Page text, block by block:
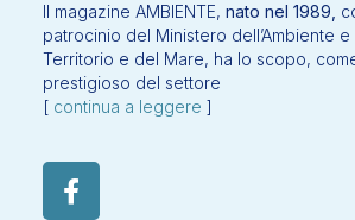
Il magazine AMBIENTE, nato nel 1989,
patrocinio del Ministero dell’Ambiente e
Territorio e del Mare, ha lo scopo,
prestigioso del settore
[ continua a leggere ]